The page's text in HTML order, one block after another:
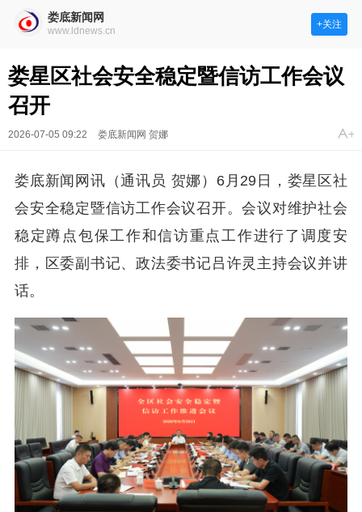
娄底新闻网
www.ldnews.cn
+关注
娄星区社会安全稳定暨信访工作会议
召开
2026-07-05 09:22 娄底新闻网 贺娜
娄底新闻网讯（通讯员 贺娜）6月29日，娄星区社
会安全稳定暨信访工作会议召开。会议对维护社会
稳定蹲点包保工作和信访重点工作进行了调度安
排，区委副书记、政法委书记吕许灵主持会议并讲
话。